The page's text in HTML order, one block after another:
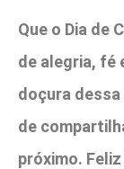
Que o Dia de
de alegria, fé
doçura
de
próximo. Feliz